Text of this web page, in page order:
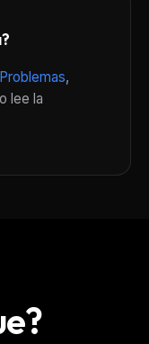
,
lee la